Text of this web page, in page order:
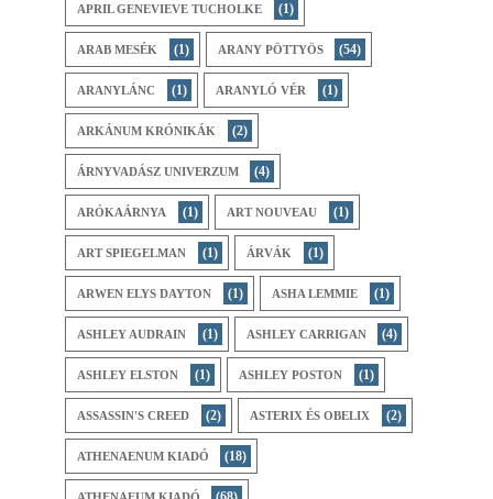
APRIL GENEVIEVE TUCHOLKE (1)
ARAB MESÉK (1) ARANY PÖTTYÖS (54)
ARANYLÁNC (1) ARANYLÓ VÉR (1)
ARKÁNUM KRÓNIKÁK (2)
ÁRNYVADÁSZ UNIVERZUM (4)
ARÓKAÁRNYA (1) ART NOUVEAU (1)
ART SPIEGELMAN (1) ÁRVÁK (1)
ARWEN ELYS DAYTON (1) ASHA LEMMIE (1)
ASHLEY AUDRAIN (1) ASHLEY CARRIGAN (4)
ASHLEY ELSTON (1) ASHLEY POSTON (1)
ASSASSIN'S CREED (2) ASTERIX ÉS OBELIX (2)
ATHENAENUM KIADÓ (18)